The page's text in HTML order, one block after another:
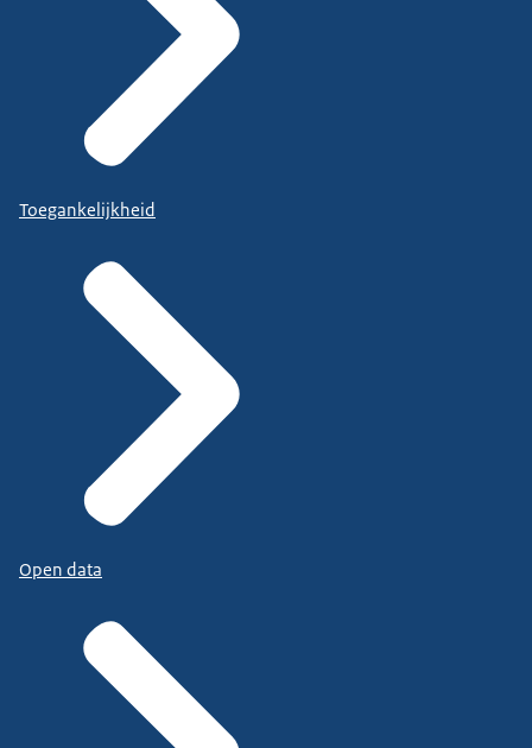
Toegankelijkheid
Open data